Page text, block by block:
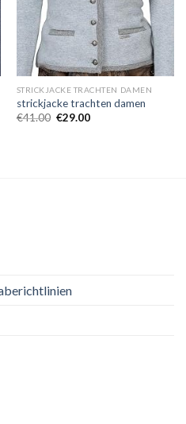
STRICKJACKE TRACHTEN DAMEN
strickjacke trachten damen
€41.00 €29.00